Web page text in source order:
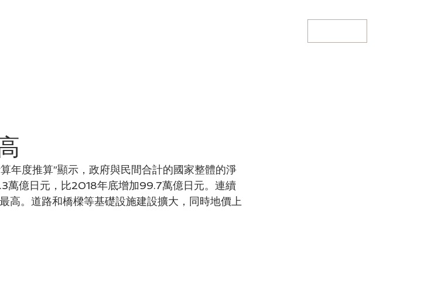
年度推算”顯示，政府與民間合計的國家整體的淨
萬億日元，比2018年底增加99.7萬億日元。連續
高。道路和橋樑等基礎設施建設擴大，同時地價上